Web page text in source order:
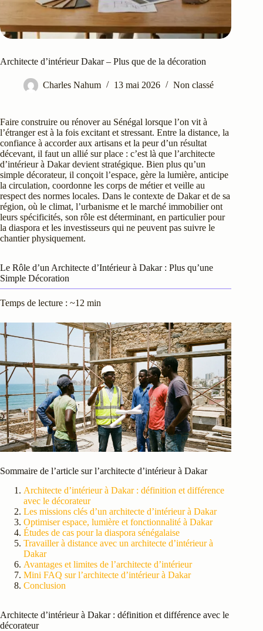
Architecte d’intérieur Dakar – Plus que de la décoration
Charles Nahum 13 mai 2026 Non classé
Faire construire ou rénover au Sénégal lorsque l’on vit à
l’étranger est à la fois excitant et stressant. Entre la distance, la
confiance à accorder aux artisans et la peur d’un résultat
décevant, il faut un allié sur place : c’est là que l’architecte
d’intérieur à Dakar devient stratégique. Bien plus qu’un
simple décorateur, il conçoit l’espace, gère la lumière, anticipe
la circulation, coordonne les corps de métier et veille au
respect des normes locales. Dans le contexte de Dakar et de sa
région, où le climat, l’urbanisme et le marché immobilier ont
leurs spécificités, son rôle est déterminant, en particulier pour
la diaspora et les investisseurs qui ne peuvent pas suivre le
chantier physiquement.
Le Rôle d’un Architecte d’Intérieur à Dakar : Plus qu’une
Simple Décoration
Temps de lecture : ~12 min
Sommaire de l’article sur l’architecte d’intérieur à Dakar
Architecte d’intérieur à Dakar : définition et différence
avec le décorateur
Les missions clés d’un architecte d’intérieur à Dakar
Optimiser espace, lumière et fonctionnalité à Dakar
Études de cas pour la diaspora sénégalaise
Travailler à distance avec un architecte d’intérieur à
Dakar
Avantages et limites de l’architecte d’intérieur
Mini FAQ sur l’architecte d’intérieur à Dakar
Conclusion
Architecte d’intérieur à Dakar : définition et différence avec le
décorateur